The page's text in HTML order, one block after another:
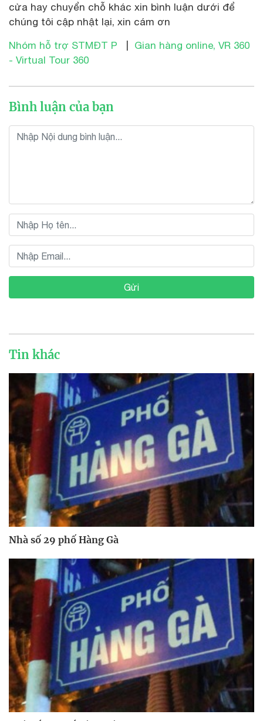
cửa hay chuyển chỗ khác xin bình luận dưới để
chúng tôi cập nhật lại, xin cám ơn
Nhóm hỗ trợ STMĐT P
Gian hàng online, VR 360
- Virtual Tour 360
Bình luận của bạn
Gửi
Tin khác
Nhà số 29 phố Hàng Gà